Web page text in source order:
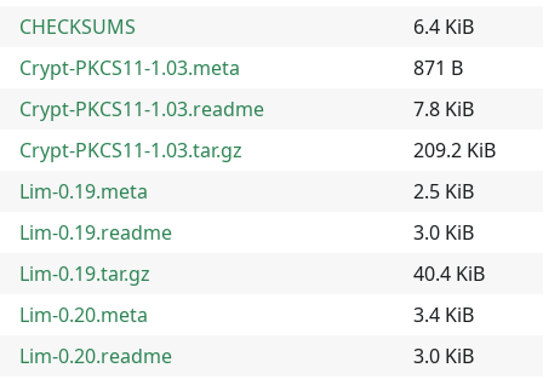
CHECKSUMS
6.4 KiB
Crypt-PKCS11-1.03.meta
871 B
Crypt-PKCS11-1.03.readme
7.8 KiB
Crypt-PKCS11-1.03.tar.gz
209.2 KiB
Lim-0.19.meta
2.5 KiB
Lim-0.19.readme
3.0 KiB
Lim-0.19.tar.gz
40.4 KiB
Lim-0.20.meta
3.4 KiB
Lim-0.20.readme
3.0 KiB